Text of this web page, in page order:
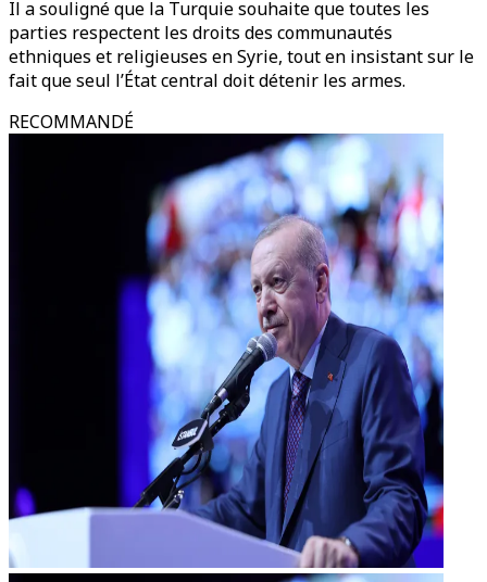
Il a souligné que la Turquie souhaite que toutes les
parties respectent les droits des communautés
ethniques et religieuses en Syrie, tout en insistant sur le
fait que seul l’État central doit détenir les armes.
RECOMMANDÉ